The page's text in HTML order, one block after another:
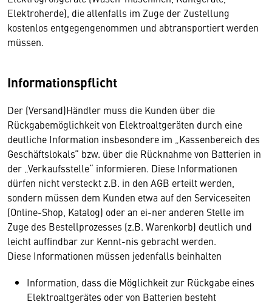
Elektroherde), die allenfalls im Zuge der Zustellung
kostenlos entgegengenommen und abtransportiert werden
müssen.
Informationspflicht
Der (Versand)Händler muss die Kunden über die
Rückgabemöglichkeit von Elektroaltgeräten durch eine
deutliche Information insbesondere im „Kassenbereich des
Geschäftslokals“ bzw. über die Rücknahme von Batterien in
der „Verkaufsstelle“ informieren. Diese Informationen
dürfen nicht versteckt z.B. in den AGB erteilt werden,
sondern müssen dem Kunden etwa auf den Serviceseiten
(Online-Shop, Katalog) oder an ei-ner anderen Stelle im
Zuge des Bestellprozesses (z.B. Warenkorb) deutlich und
leicht auffindbar zur Kennt-nis gebracht werden.
Diese Informationen müssen jedenfalls beinhalten
Information, dass die Möglichkeit zur Rückgabe eines
Elektroaltgerätes oder von Batterien besteht